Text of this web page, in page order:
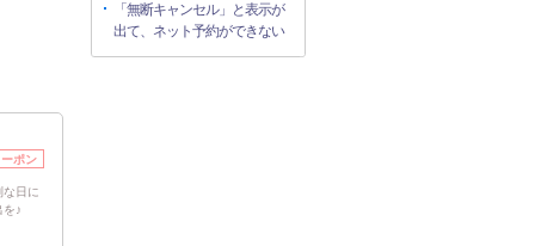
ポン
な日に
♪
「無断キャンセル」と表示が
出て、ネット予約ができない